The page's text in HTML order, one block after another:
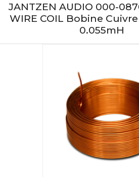
JANTZEN AUDIO 000-
WIRE COIL Bobine Cuivre
0.055mH